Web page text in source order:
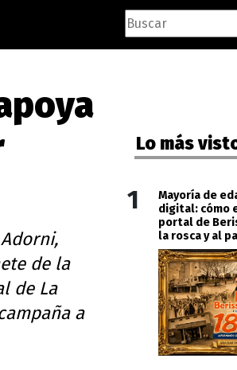
de la
de La
a
Lo más
1
Mayoría de
digital: cómo
portal de
la rosca y al